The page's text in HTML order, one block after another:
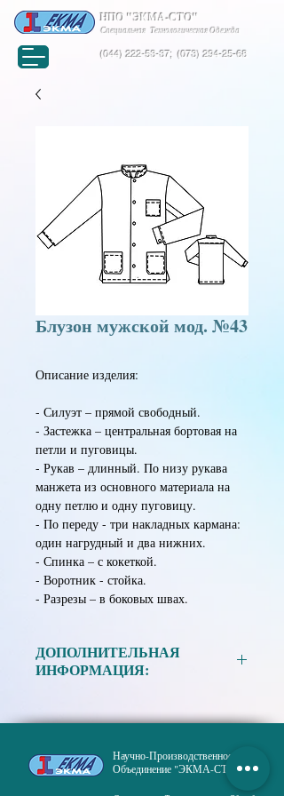
(044) 222-53-37;(073) 294-25-68
НПО "ЭКМА-СТО"
Специальная Технологическая Одежда
Блузон мужской мод. №43
Описание изделия:
- Силуэт – прямой свободный.
- Застежка – центральная бортовая на
петли и пуговицы.
- Рукав – длинный. По низу рукава
манжета из основного материала на
одну петлю и одну пуговицу.
- По переду - три накладных кармана:
один нагрудный и два нижних.
- Спинка – с кокеткой.
- Воротник - стойка.
- Разрезы – в боковых швах.
ДОПОЛНИТЕЛЬНАЯ
ИНФОРМАЦИЯ:
ассортименте.
Размер:88, 92, 96, 100, 104, 108, 112,
116, 120.
Научно-Производственное
Объединение "ЭКМА-СТО"